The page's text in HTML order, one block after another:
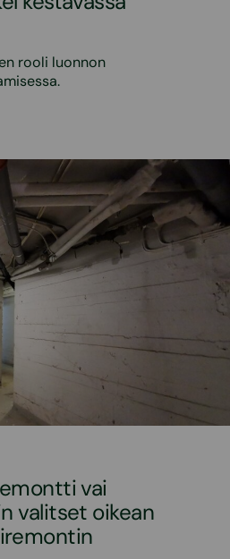
rooli luonnon
vai
valitset oikean